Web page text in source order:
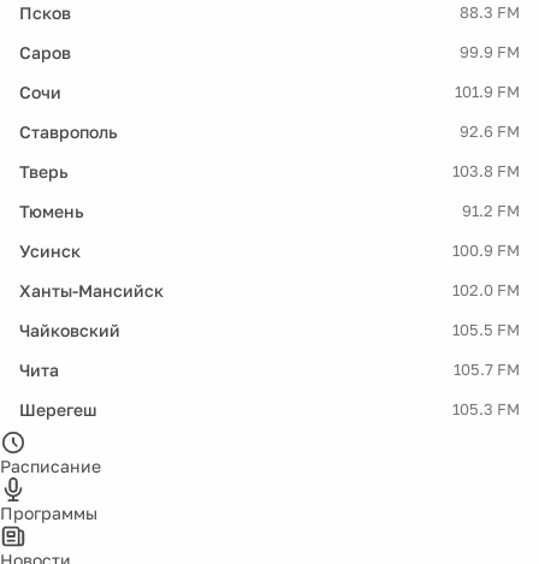
Псков 88.3 FM
Саров 99.9 FM
Сочи 101.9 FM
Ставрополь 92.6 FM
Тверь 103.8 FM
Тюмень 91.2 FM
Усинск 100.9 FM
Ханты-Мансийск 102.0 FM
Чайковский 105.5 FM
Чита 105.7 FM
Шерегеш 105.3 FM
Расписание
Программы
Новости